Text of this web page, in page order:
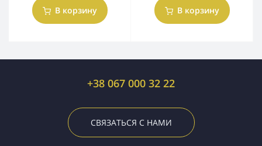
В корзину В корзину
+38 067 000 32 22
СВЯЗАТЬСЯ С НАМИ